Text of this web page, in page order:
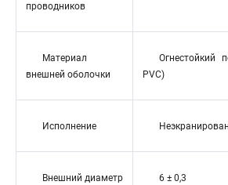
проводников
Материал
внешней оболочки
Огнестойкий
PVC)
Исполнение
Внешний диаметр
6 ± 0,3